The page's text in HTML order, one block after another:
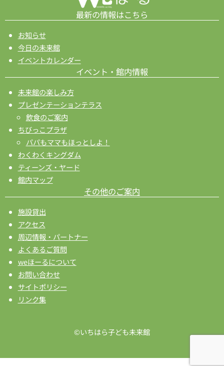
最新の情報はこちら
お知らせ
今日の未来館
イベントカレンダー
イベント・館内情報
未来館の楽しみ方
プレゼンテーションテラス
飲食のご案内
ちびっこプラザ
パパもママもほっとしよ！
わくわくキングダム
ティーンズ・ヤード
館内マップ
その他のご案内
施設貸出
アクセス
周辺情報・パートナー
よくあるご質問
weほーるについて
お問い合わせ
サイトポリシー
リンク集
©いちはら子ども未来館